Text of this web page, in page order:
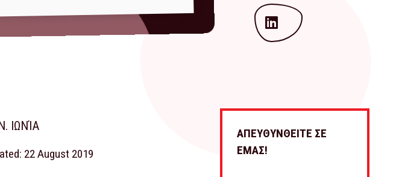
ΙΩΝΊΑ
22 August 2019
ΑΠΕΥΘΥΝΘΕΙΤΕ ΣΕ
ΕΜΑΣ!